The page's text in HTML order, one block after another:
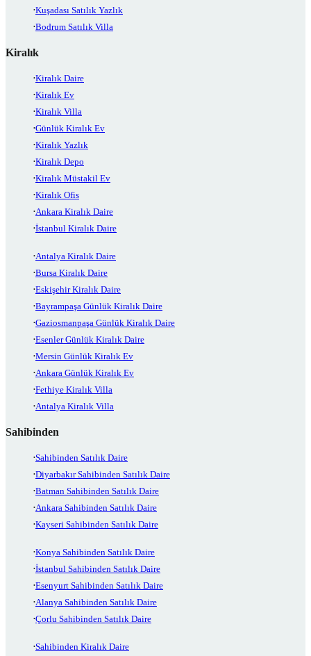
Kuşadası Satılık Yazlık
Bodrum Satılık Villa
Kiralık
Kiralık Daire
Kiralık Ev
Kiralık Villa
Günlük Kiralık Ev
Kiralık Yazlık
Kiralık Depo
Kiralık Müstakil Ev
Kiralık Ofis
Ankara Kiralık Daire
İstanbul Kiralık Daire
Antalya Kiralık Daire
Bursa Kiralık Daire
Eskişehir Kiralık Daire
Bayrampaşa Günlük Kiralık Daire
Gaziosmanpaşa Günlük Kiralık Daire
Esenler Günlük Kiralık Daire
Mersin Günlük Kiralık Ev
Ankara Günlük Kiralık Ev
Fethiye Kiralık Villa
Antalya Kiralık Villa
Sahibinden
Sahibinden Satılık Daire
Diyarbakır Sahibinden Satılık Daire
Batman Sahibinden Satılık Daire
Ankara Sahibinden Satılık Daire
Kayseri Sahibinden Satılık Daire
Konya Sahibinden Satılık Daire
İstanbul Sahibinden Satılık Daire
Esenyurt Sahibinden Satılık Daire
Alanya Sahibinden Satılık Daire
Çorlu Sahibinden Satılık Daire
Sahibinden Kiralık Daire